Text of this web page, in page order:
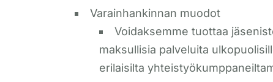
Varainhankinnan muodot
Voidaksemme tuottaa
maksullisia palveluita
erilaisilta